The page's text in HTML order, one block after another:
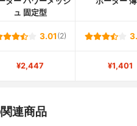
ュ 固定型
3.01 (2)
¥2,447 ¥1,401
連商品